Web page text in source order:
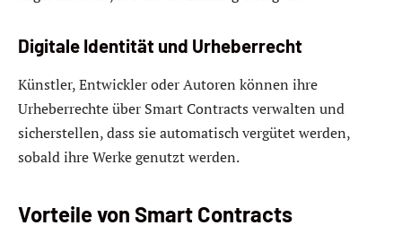
Digitale Identität und Urheberrecht
Künstler, Entwickler oder Autoren können ihre
Urheberrechte über Smart Contracts verwalten und
sicherstellen, dass sie automatisch vergütet werden,
sobald ihre Werke genutzt werden.
Vorteile von Smart Contracts